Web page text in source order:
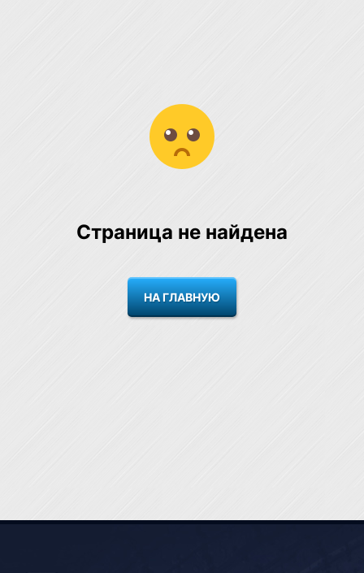
Страница не найдена
НА ГЛАВНУЮ